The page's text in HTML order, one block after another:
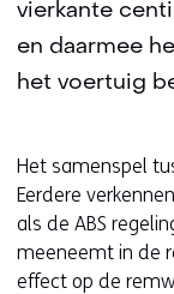
vierkante
en daarmee
het voertuig
Het samenspel
Eerdere
als de ABS
meeneemt in de
effect op de